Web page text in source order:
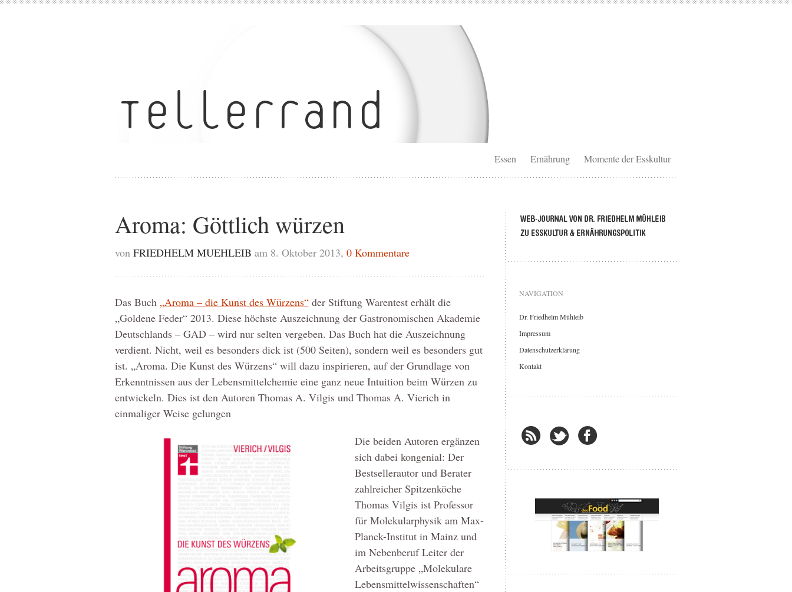
Essen Ernährung Momente der Esskultur
Aroma: Göttlich würzen
von FRIEDHELM MUEHLEIB am 8. Oktober 2013, 0 Kommentare
Das Buch „Aroma – die Kunst des Würzens“der Stiftung Warentest erhält die
„Goldene Feder“ 2013. Diese höchste Auszeichnung der Gastronomischen Akademie
Deutschlands – GAD – wird nur selten vergeben. Das Buch hat die Auszeichnung
verdient. Nicht, weil es besonders dick ist (500 Seiten), sondern weil es besonders gut
ist. „Aroma. Die Kunst des Würzens“ will dazu inspirieren, auf der Grundlage von
Erkenntnissen aus der Lebensmittelchemie eine ganz neue Intuition beim Würzen zu
entwickeln. Dies ist den Autoren Thomas A. Vilgis und Thomas A. Vierich in
einmaliger Weise gelungen
Die beiden Autoren ergänzen
sich dabei kongenial: Der
Bestsellerautor und Berater
zahlreicher Spitzenköche
Thomas Vilgis ist Professor
für Molekularphysik am Max-
Planck-Institut in Mainz und
im Nebenberuf Leiter der
Arbeitsgruppe „Molekulare
Lebensmittelwissenschaften“
NAVIGATION
Dr. Friedhelm Mühleib
Impressum
Datenschutzerklärung
Kontakt